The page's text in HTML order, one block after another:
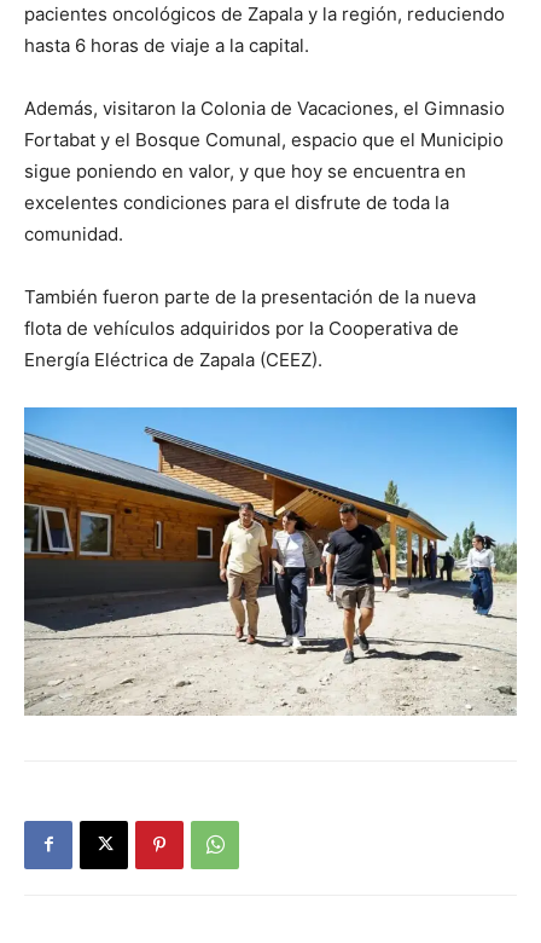
pacientes oncológicos de Zapala y la región, reduciendo
hasta 6 horas de viaje a la capital.
Además, visitaron la Colonia de Vacaciones, el Gimnasio
Fortabat y el Bosque Comunal, espacio que el Municipio
sigue poniendo en valor, y que hoy se encuentra en
excelentes condiciones para el disfrute de toda la
comunidad.
También fueron parte de la presentación de la nueva
flota de vehículos adquiridos por la Cooperativa de
Energía Eléctrica de Zapala (CEEZ).